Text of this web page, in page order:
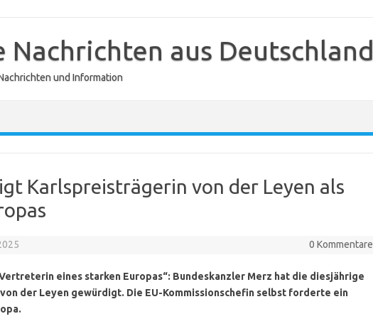
Nachrichten aus Deutschland
und Information
Karlspreisträgerin von der Leyen als
0 Kommentare
eines starken Europas“: Bundeskanzler Merz hat die diesjährige
der Leyen gewürdigt. Die EU-Kommissionschefin selbst forderte ein